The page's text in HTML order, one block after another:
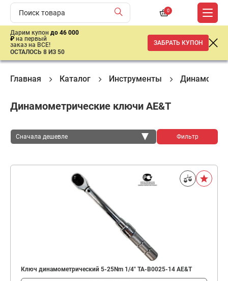
0
Дарим купон до 46 000
₽ на первый
заказ на ВСЕ!
ОСТАЛОСЬ 8 ИЗ 50
ЗАБРАТЬ КУПОН
Главная Каталог Инструменты
Динамометрические ключи AE&T
Сначала дешевле Фильтр
Ключ динамометрический 5-25Nm 1/4" TA-B0025-14 AE&T